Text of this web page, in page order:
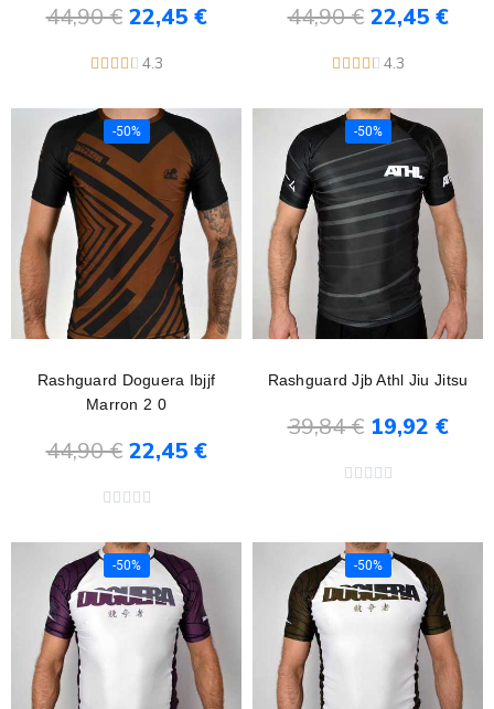
44,90 € 22,45 €
     4.3
44,90 € 22,45 €
     4.3
-50%
Rashguard Doguera Ibjjf
Marron 2 0
44,90 € 22,45 €
    
-50%
Rashguard Jjb Athl Jiu Jitsu
39,84 € 19,92 €
    
-50% -50%